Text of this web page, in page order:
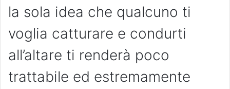
la sola idea che qualcuno ti
voglia catturare e condurti
all’altare ti renderà poco
trattabile ed estremamente